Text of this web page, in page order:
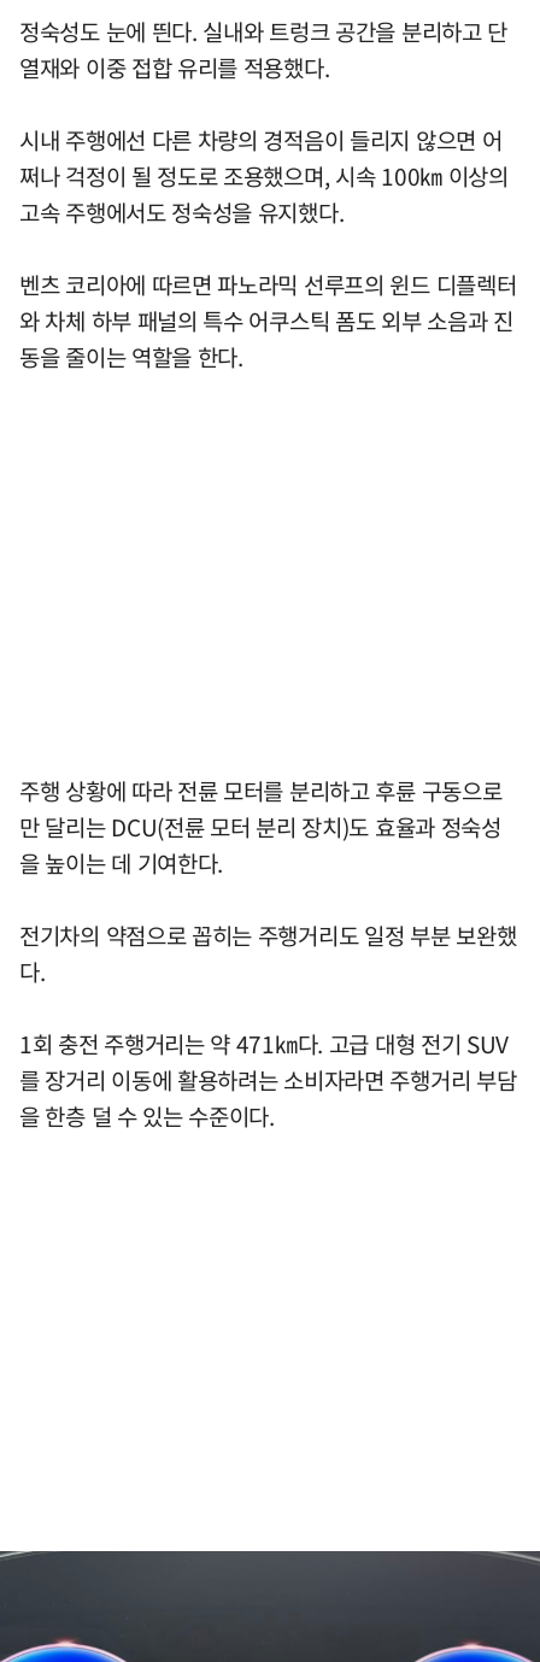
정숙성도 눈에 띈다. 실내와 트렁크 공간을 분리하고 단
열재와 이중 접합 유리를 적용했다.
시내 주행에선 다른 차량의 경적음이 들리지 않으면 어
쩌나 걱정이 될 정도로 조용했으며, 시속 100㎞ 이상의
고속 주행에서도 정숙성을 유지했다.
벤츠 코리아에 따르면 파노라믹 선루프의 윈드 디플렉터
와 차체 하부 패널의 특수 어쿠스틱 폼도 외부 소음과 진
동을 줄이는 역할을 한다.
주행 상황에 따라 전륜 모터를 분리하고 후륜 구동으로
만 달리는 DCU(전륜 모터 분리 장치)도 효율과 정숙성
을 높이는 데 기여한다.
전기차의 약점으로 꼽히는 주행거리도 일정 부분 보완했
다.
1회 충전 주행거리는 약 471㎞다. 고급 대형 전기 SUV
를 장거리 이동에 활용하려는 소비자라면 주행거리 부담
을 한층 덜 수 있는 수준이다.